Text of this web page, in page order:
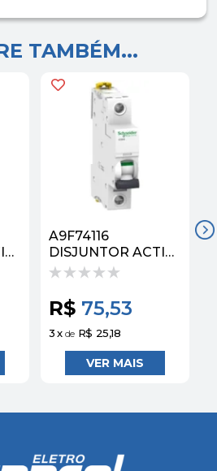
TAMBÉM...
A9F74116
DISJUNTOR ACTI9
IC60N 1P CURVA C
R$ 75,53
3x de R$ 25,18